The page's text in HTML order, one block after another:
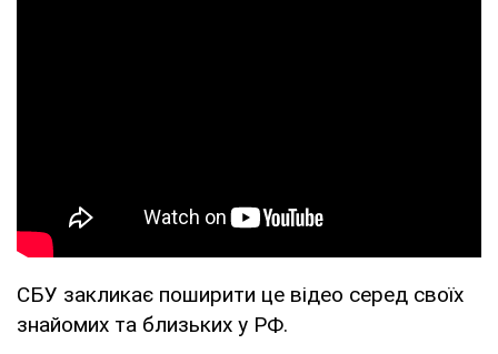
СБУ закликає поширити це відео серед своїх
знайомих та близьких у РФ.